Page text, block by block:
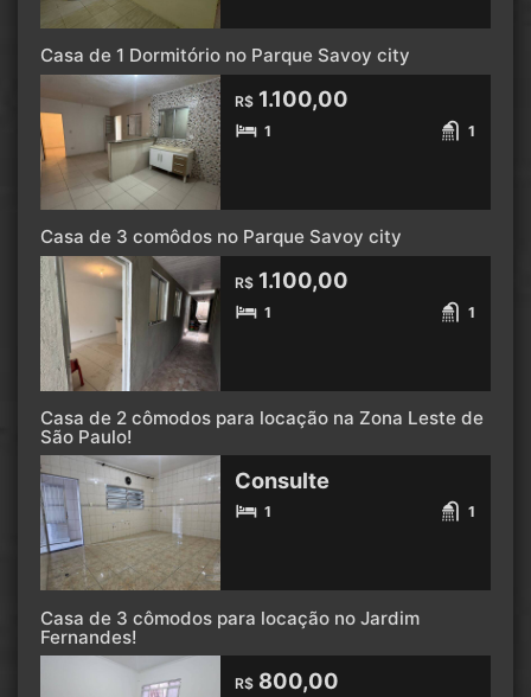
Casa de 1 Dormitório no Parque Savoy city
R$ 1.100,00
1 1
Casa de 3 comôdos no Parque Savoy city
R$ 1.100,00
1 1
Casa de 2 cômodos para locação na Zona Leste de
São Paulo!
Consulte
1 1
Casa de 3 cômodos para locação no Jardim
Fernandes!
R$ 800,00